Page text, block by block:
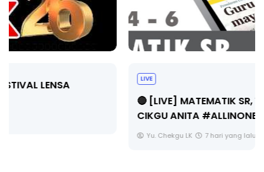
🔴 [LIVE] MATEMATIK SR, WANG TAHUN 6 OLEH
CIKGU ANITA #ALLINONE #141 #...